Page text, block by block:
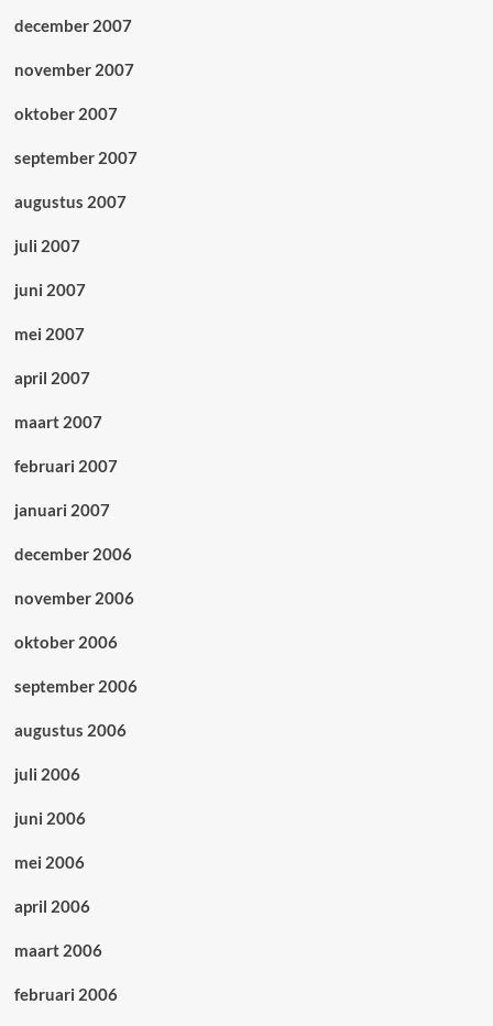
december 2007
november 2007
oktober 2007
september 2007
augustus 2007
juli 2007
juni 2007
mei 2007
april 2007
maart 2007
februari 2007
januari 2007
december 2006
november 2006
oktober 2006
september 2006
augustus 2006
juli 2006
juni 2006
mei 2006
april 2006
maart 2006
februari 2006